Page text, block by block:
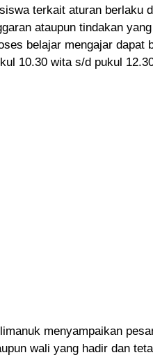
terkait aturan berlaku
ataupun tindakan
belajar mengajar dapat
10.30 wita s/d pukul
menyampaikan
wali yang hadir dan